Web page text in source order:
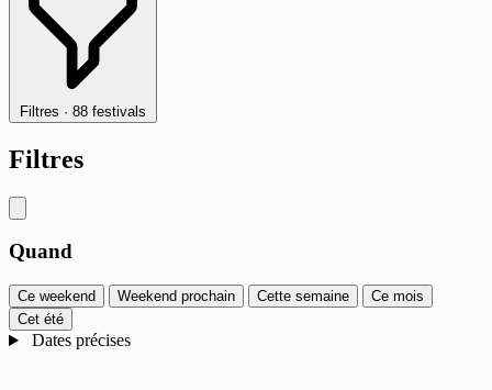
Filtres · 88 festivals
Filtres
Quand
Ce weekend Weekend prochain Cette semaine
Ce mois
Cet été
Dates précises